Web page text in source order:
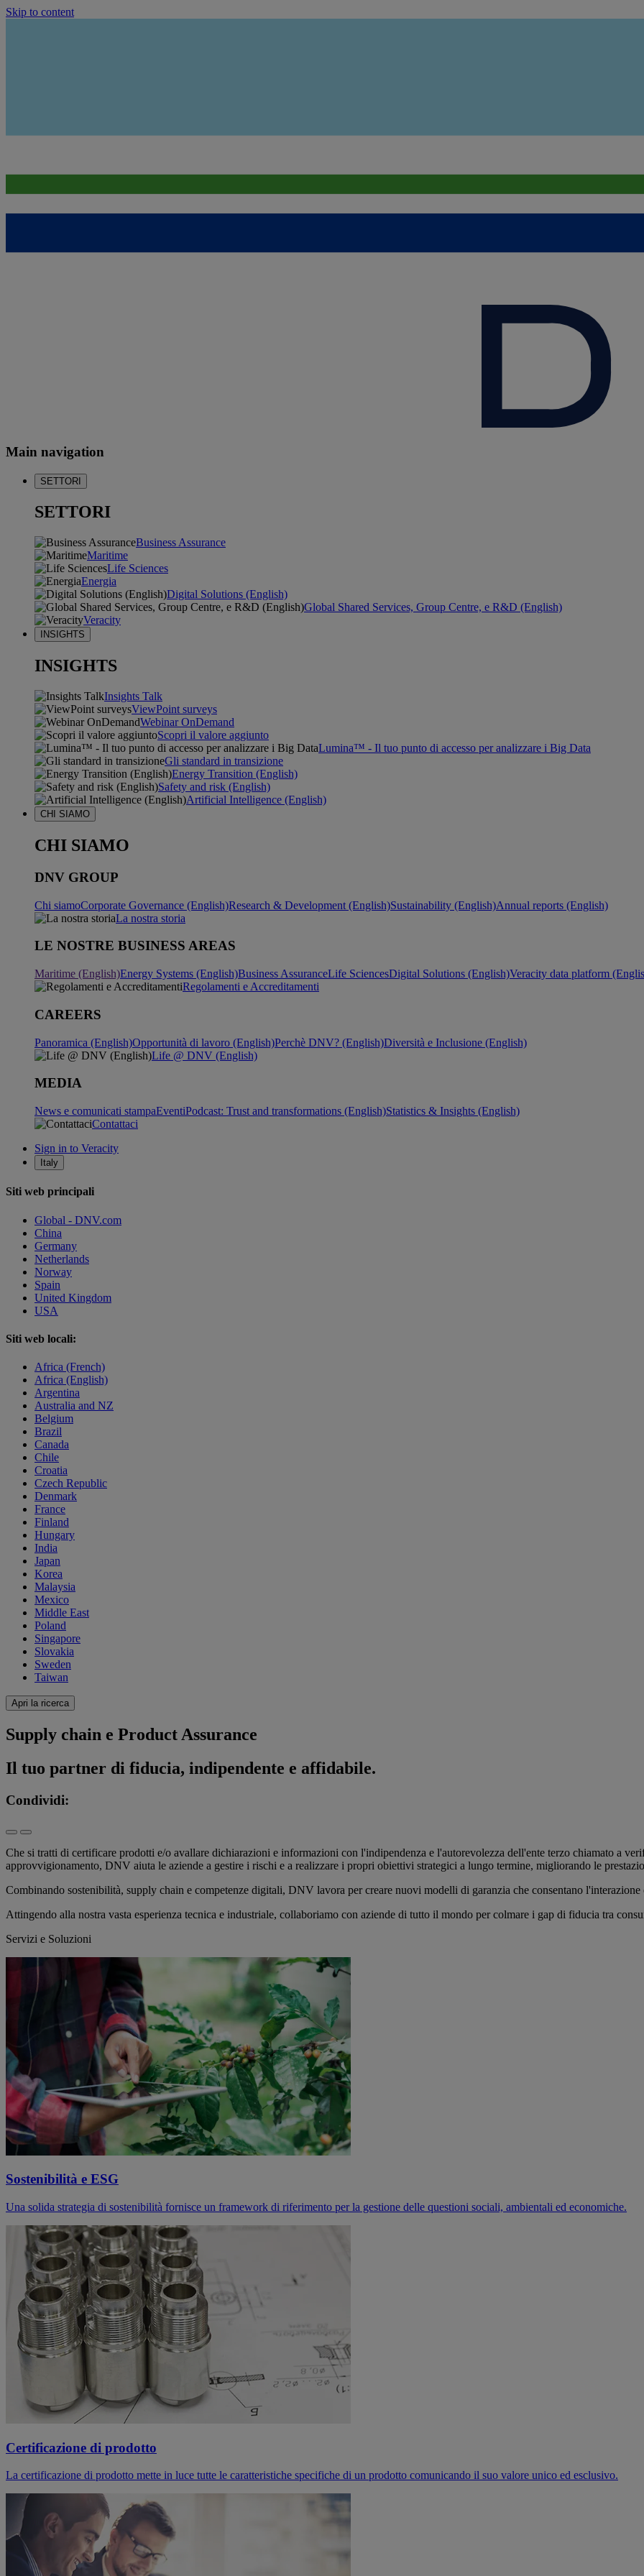
Skip to content
Main navigation
SETTORI
SETTORI
Business Assurance
Maritime
Life Sciences
Energia
Digital Solutions (English)
Global Shared Services, Group Centre, e R&D (English)
Veracity
INSIGHTS
INSIGHTS
Insights Talk
ViewPoint surveys
Webinar OnDemand
Scopri il valore aggiunto
Lumina™ - Il tuo punto di accesso per analizzare i Big Data
Gli standard in transizione
Energy Transition (English)
Safety and risk (English)
Artificial Intelligence (English)
CHI SIAMO
CHI SIAMO
DNV GROUP
Chi siamoCorporate Governance (English)Research & Development (English)Sustainability (English)Annual reports (English)
La nostra storia
LE NOSTRE BUSINESS AREAS
Maritime (English)Energy Systems (English)Business AssuranceLife SciencesDigital Solutions (English)Veracity data platform
Regolamenti e Accreditamenti
CAREERS
Panoramica (English)Opportunità di lavoro (English)Perchè DNV? (English)Diversità e Inclusione (English)
Life @ DNV (English)
MEDIA
News e comunicati stampaEventiPodcast: Trust and transformations (English)Statistics & Insights (English)
Contattaci
Sign in to Veracity
Italy
Siti web principali
Global - DNV.com
China
Germany
Netherlands
Norway
Spain
United Kingdom
USA
Siti web locali:
Africa (French)
Africa (English)
Argentina
Australia and NZ
Belgium
Brazil
Canada
Chile
Croatia
Czech Republic
Denmark
France
Finland
Hungary
India
Japan
Korea
Malaysia
Mexico
Middle East
Poland
Singapore
Slovakia
Sweden
Taiwan
Apri la ricerca
Supply chain e Product Assurance
Il tuo partner di fiducia, indipendente e affidabile.
Condividi:
Che si tratti di certificare prodotti e/o avallare dichiarazioni e informazioni con l'indipendenza e l'autorevolezza dell'ente terzo chiamato a
approvvigionamento, DNV aiuta le aziende a gestire i rischi e a realizzare i propri obiettivi strategici a lungo termine, migliorando le
Combinando sostenibilità, supply chain e competenze digitali, DNV lavora per creare nuovi modelli di garanzia che consentano
Attingendo alla nostra vasta esperienza tecnica e industriale, collaboriamo con aziende di tutto il mondo per colmare i gap di fiducia tra
Servizi e Soluzioni
Sostenibilità e ESG
Una solida strategia di sostenibilità fornisce un framework di riferimento per la gestione delle questioni sociali, ambientali ed economiche.
Certificazione di prodotto
La certificazione di prodotto mette in luce tutte le caratteristiche specifiche di un prodotto comunicando il suo valore unico ed esclusivo.